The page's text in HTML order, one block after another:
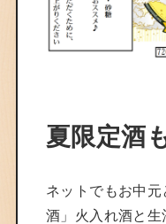
夏限定酒
ネットでもお中
酒」火入れ酒と